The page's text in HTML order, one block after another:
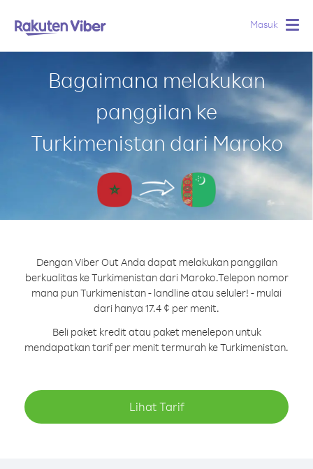
Masuk
Bagaimana melakukan
panggilan ke
Turkimenistan dari Maroko
Dengan Viber Out Anda dapat melakukan panggilan
berkualitas ke Turkimenistan dari Maroko.Telepon nomor
mana pun Turkimenistan - landline atau seluler! - mulai
dari hanya 17.4 ¢ per menit.
Beli paket kredit atau paket menelepon untuk
mendapatkan tarif per menit termurah ke Turkimenistan.
Lihat Tarif